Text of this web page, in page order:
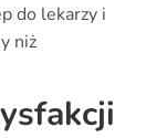
do lekarzy i
niż